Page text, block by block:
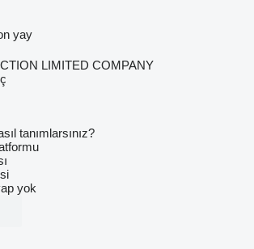
yay
LIMITED COMPANY
tanımlarsınız?
yok